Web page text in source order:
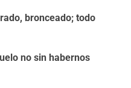
bronceado; todo
no sin habernos